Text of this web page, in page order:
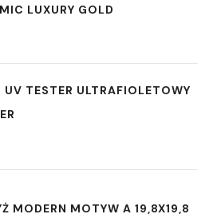
LUXURY GOLD
TESTER ULTRAFIOLETOWY
MODERN MOTYW A 19,8X19,8